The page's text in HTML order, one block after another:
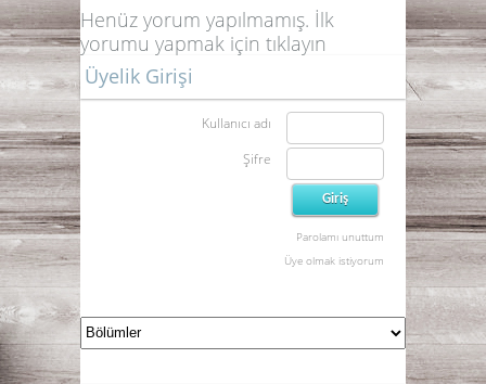
Henüz yorum yapılmamış. İlk
yorumu yapmak için tıklayın
Üyelik Girişi
Kullanıcı adı
Şifre
Parolamı unuttum
Üye olmak istiyorum